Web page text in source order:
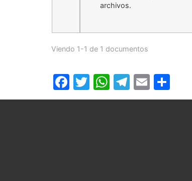
archivos.
Viendo 1-1 de 1 documentos
Facebook
Twitter
WhatsApp
Telegram
Email